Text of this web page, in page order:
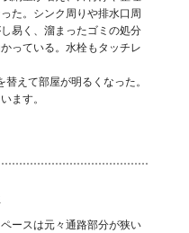
た。シンク周りや排水口周
易く、溜まったゴミの処分
っている。水栓もタッチレ
えて部屋が明るくなった。
ます。
ースは元々通路部分が狭い